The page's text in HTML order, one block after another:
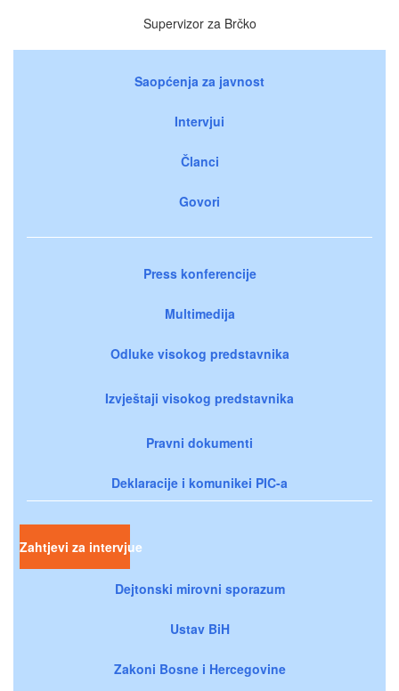
Supervizor za Brčko
Saopćenja za javnost
Intervjui
Članci
Govori
Press konferencije
Multimedija
Odluke visokog predstavnika
Izvještaji visokog predstavnika
Pravni dokumenti
Deklaracije i komunikei PIC-a
Zahtjevi za intervjue
Dejtonski mirovni sporazum
Ustav BiH
Zakoni Bosne i Hercegovine